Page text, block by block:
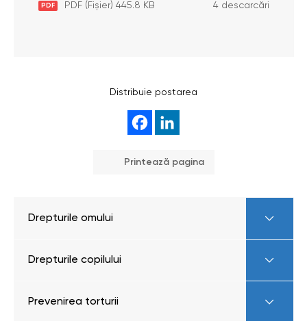
PDF PDF (Fișier) 445.8 KB 4 descarcări
Distribuie postarea
Printează pagina
Drepturile omului
Drepturile copilului
Prevenirea torturii